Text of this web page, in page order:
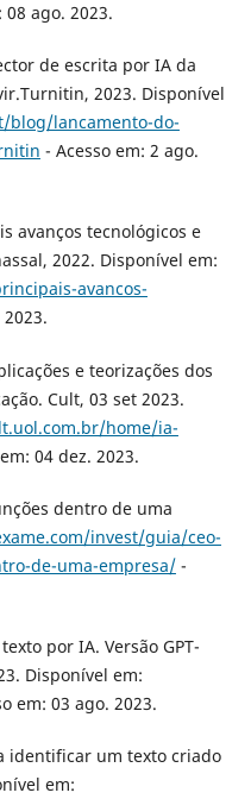
ago. 2023.
de escrita por IA da
2023. Disponível
lancamento-do-
- Acesso em: 2 ago.
avanços tecnológicos e
2022. Disponível em:
avancos-
e teorizações dos
Cult, 03 set 2023.
home/ia-
04 dez. 2023.
dentro de uma
invest/guia/ceo-
de-uma-empresa/-
por IA. Versão GPT-
Disponível em:
em: 03 ago. 2023.
identificar um texto criado
em: